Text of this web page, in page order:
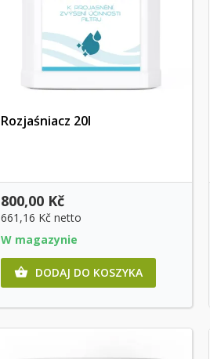
Rozjaśniacz 20l
800,00 Kč
661,16 Kč netto
W magazynie
 DODAJ DO KOSZYKA